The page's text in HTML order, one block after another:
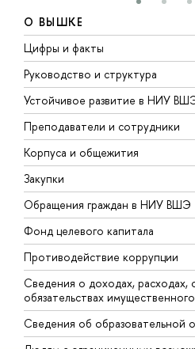
О ВЫШКЕ
Цифры и факты
Руководство и структура
Устойчивое развитие в НИУ
Преподаватели и сотрудники
Корпуса и общежития
Закупки
Обращения граждан в НИУ ВШЭ
Фонд целевого капитала
Противодействие коррупции
Сведения о доходах, расходах,
обязательствах
Сведения об образовательной